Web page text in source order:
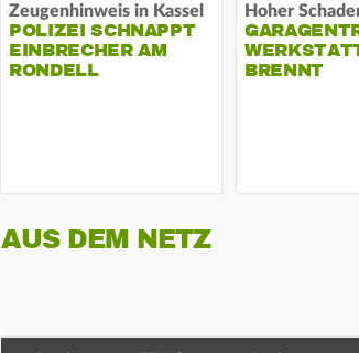
Zeugenhinweis in Kassel
POLIZEI SCHNAPPT
EINBRECHER AM
RONDELL
BRENNT
AUS DEM NETZ